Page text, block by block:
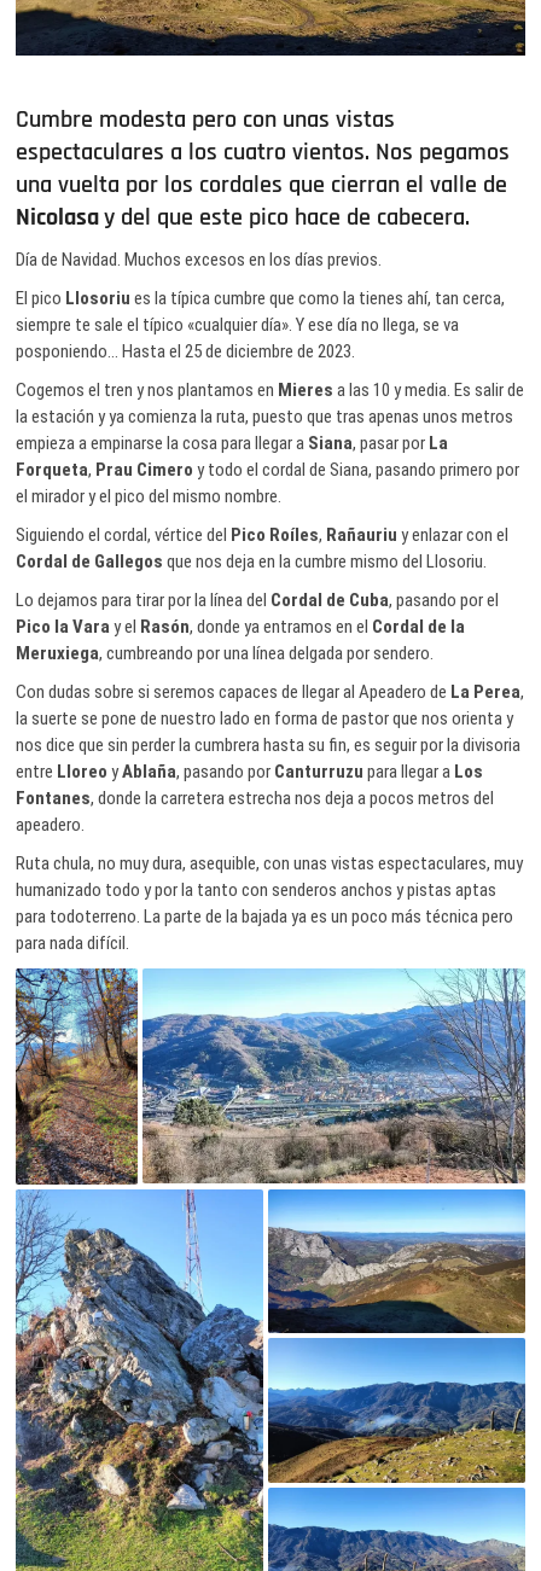
Cumbre modesta pero con unas vistas
espectaculares a los cuatro vientos. Nos pegamos
una vuelta por los cordales que cierran el valle de
Nicolasay del que este pico hace de cabecera.
Día de Navidad. Muchos excesos en los días previos.
El pico Llosoriues la típica cumbre que como la tienes ahí, tan cerca,
siempre te sale el típico «cualquier día». Y ese día no llega, se va
posponiendo… Hasta el 25 de diciembre de 2023.
Cogemos el tren y nos plantamos en Mieresa las 10 y media. Es salir de
la estación y ya comienza la ruta, puesto que tras apenas unos metros
empieza a empinarse la cosa para llegar a Siana, pasar por La
Forqueta, Prau Cimero y todo el cordal de Siana, pasando primero por
el mirador y el pico del mismo nombre.
Siguiendo el cordal, vértice del Pico Roíles, Rañauriuy enlazar con el
Cordal de Gallegos que nos deja en la cumbre mismo del Llosoriu.
Lo dejamos para tirar por la línea del Cordal de Cuba, pasando por el
Pico la Varay el Rasón, donde ya entramos en el Cordal de la
Meruxiega, cumbreando por una línea delgada por sendero.
Con dudas sobre si seremos capaces de llegar al Apeadero de La Perea,
la suerte se pone de nuestro lado en forma de pastor que nos orienta y
nos dice que sin perder la cumbrera hasta su fin, es seguir por la divisoria
entre LloreoyAblaña, pasando por Canturruzupara llegar a Los
Fontanes, donde la carretera estrecha nos deja a pocos metros del
apeadero.
Ruta chula, no muy dura, asequible, con unas vistas espectaculares, muy
humanizado todo y por la tanto con senderos anchos y pistas aptas
para todoterreno. La parte de la bajada ya es un poco más técnica pero
para nada difícil.